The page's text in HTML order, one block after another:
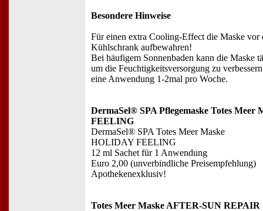
Besondere Hinweise
Für einen extra Cooling-Effect die Maske
Kühlschrank aufbewahren!
Bei häufigem Sonnenbaden kann die Maske
um die Feuchtigkeitsversorgung zu
eine Anwendung 1-2mal pro Woche.
DermaSel® SPA Pflegemaske Totes Meer
FEELING
DermaSel® SPA Totes Meer Maske
HOLIDAY FEELING
12 ml Sachet für 1 Anwendung
Euro 2,00 (unverbindliche Preisempfehlung)
Apothekenexklusiv!
Totes Meer Maske AFTER-SUN REPAIR